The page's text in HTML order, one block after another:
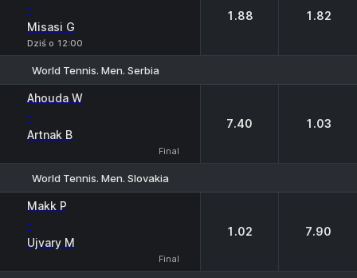
-
Misasi G
Dziś o 12:00
1.88 1.82
World Tennis. Men. Serbia
Ahouda W
-
Artnak B
Final
7.40 1.03
World Tennis. Men. Slovakia
Makk P
-
Ujvary M
Final
1.02 7.90